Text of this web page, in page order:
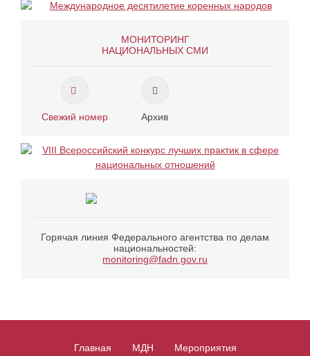
МОНИТОРИНГ
НАЦИОНАЛЬНЫХ СМИ
Свежий номер Архив
Горячая линия Федерального агентства по делам
национальностей:
monitoring@fadn.gov.ru
Главная МДН
Мероприятия